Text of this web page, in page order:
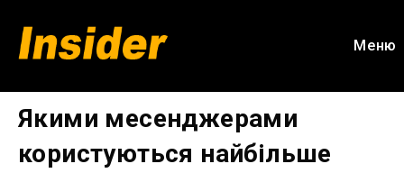
вмісту
Меню
Якими месенджерами
користуються найбільше